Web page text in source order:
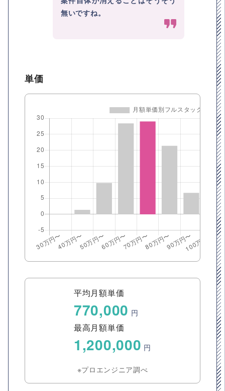
無いですね。
単価
平均月額単価
770,000 円
最高月額単価
1,200,000 円
※プロエンジニア調べ